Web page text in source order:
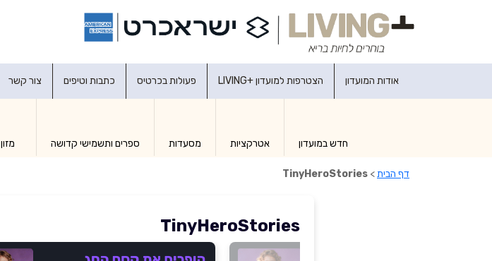
אודות המועדון הצטרפות למועדון +LIVING פעולות בכרטיס כתבות וטיפים צור קשר
חדש במועדון אטרקציות מסעדות ספרים ותשמישי קדושה מזון
דף הבית>
TinyHeroStories
TinyHeroStories